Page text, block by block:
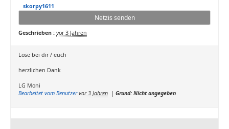
skorpy1611
Netzis senden
Geschrieben : vor 3 Jahren
Lose bei dir / euch
herzlichen Dank
LG Moni
Bearbeitet vom Benutzer vor 3 Jahren | Grund: Nicht angegeben